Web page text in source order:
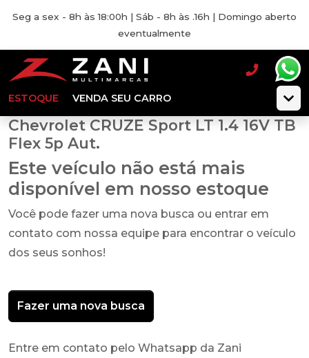
Seg a sex - 8h às 18:00h | Sáb - 8h às .16h | Domingo aberto
eventualmente
ESTOQUE VENDA SEU CARRO
Chevrolet CRUZE Sport LT 1.4 16V TB
Flex 5p Aut.
Este veículo não está mais
disponível em nosso estoque
Você pode fazer uma nova busca ou entrar em
contato com nossa equipe para encontrar o veículo
dos seus sonhos!
Fazer uma nova busca
Entre em contato pelo Whatsapp da Zani